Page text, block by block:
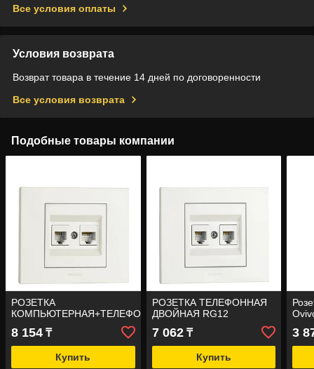
Все условия оплаты
Условия возврата
Возврат товара в течение 14 дней по договоренности
Все условия возврата
Подобные товары компании
РОЗЕТКА
КОМПЬЮТЕРНАЯ+ТЕЛЕФОННАЯ
8 154 ₸
Купить
РОЗЕТКА ТЕЛЕФОННАЯ
ДВОЙНАЯ RG12
7 062₸
Купить
3